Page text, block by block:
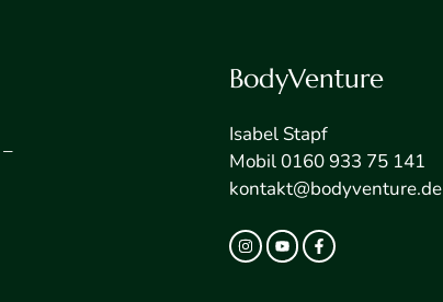
–
BodyVenture
Isabel Stapf
Mobil 0160 933 75 141
kontakt@bodyventure.de